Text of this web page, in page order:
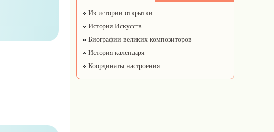
Из истории открытки
История Искусств
Биографии великих композиторов
История календаря
Координаты настроения